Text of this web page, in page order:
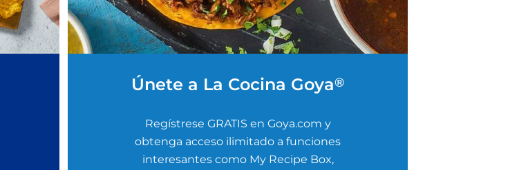
Únete a La Cocina Goya®
Regístrese GRATIS en Goya.com y
obtenga acceso ilimitado a funciones
interesantes como My Recipe Box,